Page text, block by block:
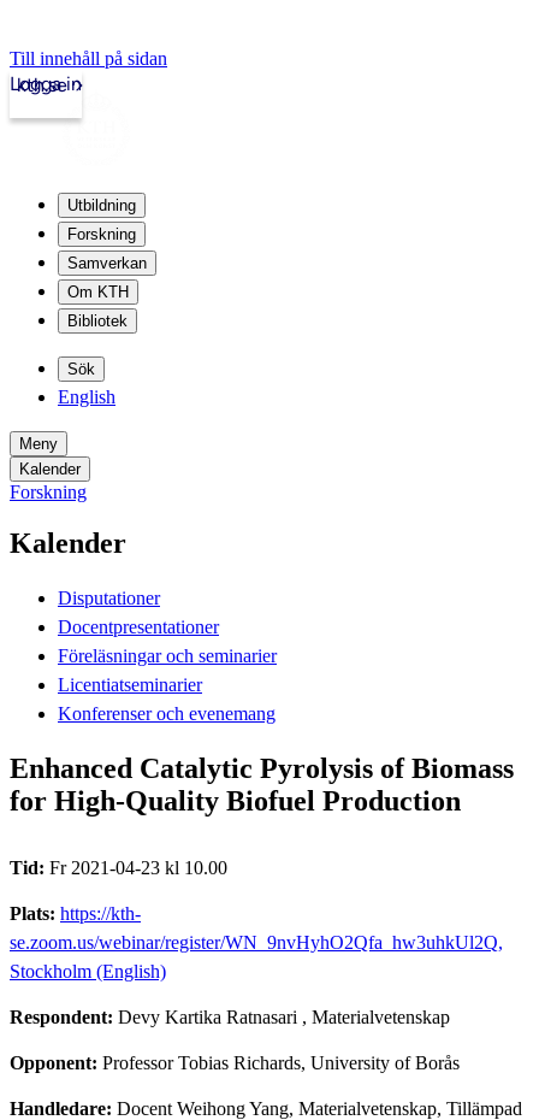
Till innehåll på sidan
kth.se
Logga in
Utbildning
Forskning
Samverkan
Om KTH
Bibliotek
Sök
English
Meny
Kalender
Forskning
Kalender
Disputationer
Docentpresentationer
Föreläsningar och seminarier
Licentiatseminarier
Konferenser och evenemang
Enhanced Catalytic Pyrolysis of Biomass
for High-Quality Biofuel Production
Tid: Fr 2021-04-23 kl 10.00
Plats: https://kth-
se.zoom.us/webinar/register/WN_9nvHyhO2Qfa_hw3uhkUl2Q,
Stockholm (English)
Respondent: Devy Kartika Ratnasari , Materialvetenskap
Opponent: Professor Tobias Richards, University of Borås
Handledare: Docent Weihong Yang, Materialvetenskap, Tillämpad